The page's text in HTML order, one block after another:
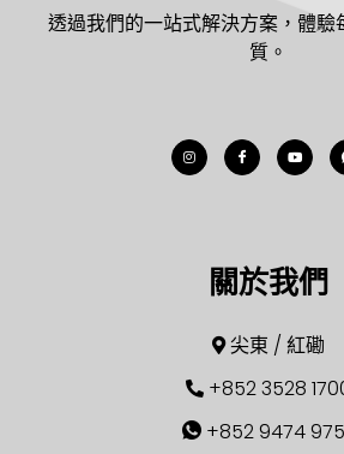
透過我們的一站式解決方案，體驗
質。
關於我們
尖東 / 紅磡
+852 3528
+852 9474